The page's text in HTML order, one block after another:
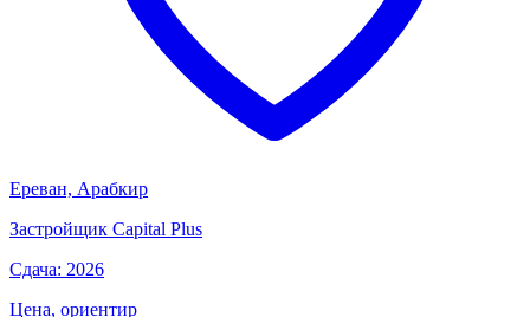
Ереван, Арабкир
Застройщик Capital Plus
Сдача: 2026
Цена, ориентир